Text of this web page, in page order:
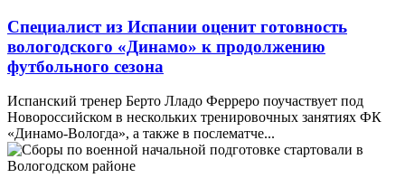
Специалист из Испании оценит готовность
вологодского «Динамо» к продолжению
футбольного сезона
Испанский тренер Берто Лладо Ферреро поучаствует под
Новороссийском в нескольких тренировочных занятиях ФК
«Динамо-Вологда», а также в послематче...